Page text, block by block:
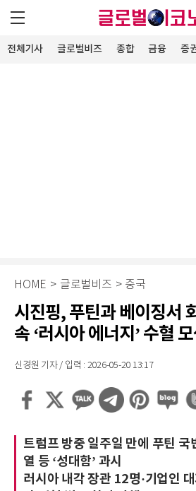
전체기사 글로벌비즈 종합 금융 증
HOME > 글로벌비즈 > 중국
시진핑, 푸틴과 베이징서
속 ‘러시아 에너지’ 수혈
신경원 기자 / 입력 : 2026-05-20 13:17
트럼프 방중 일주일 만에 푸틴
열 등 ‘성대함’ 과시
러시아 내각 장관 12명·기업인